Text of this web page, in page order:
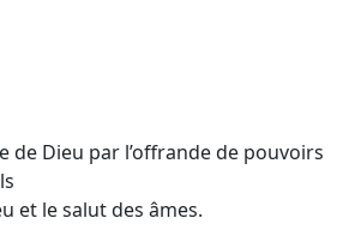
de Dieu par l’offrande de pouvoirs
et le salut des âmes.